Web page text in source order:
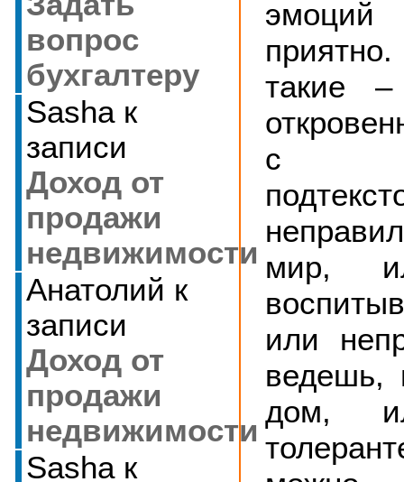
вопрос
бухгалтеру
Sashaк
записи
Доход от
продажи
недвижимости
Анатолий к
записи
Доход от
продажи
недвижимости
Sashaк
такие
с
мир,
или
ведешь,
дом,